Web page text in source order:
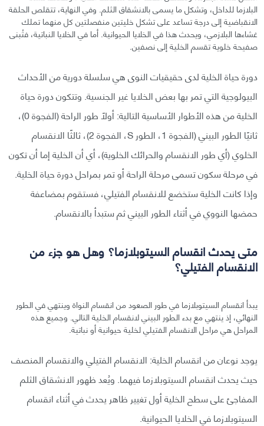
البلازما للداخل، وتشكل ما يسمى بالانشقاق الثلم. وفي النهاية، تتقلص الحلقة
الانقباضية إلى درجة تساعد على تشكل خليتين منفصلتين كل منهما تملك
غشاءها البلازمي، ويحدث هذا في الخلايا الحيوانية. أما في الخلايا النباتية، فتُبنى
صفيحة خلوية تقسم الخلية إلى نصفين.
دورة حياة الخلية لدى حقيقيات النوى هي سلسلة دورية من الأحداث
البيولوجية التي تمر بها بعض الخلايا غير الجنسية. وتتكون دورة حياة
الخلية من هذه الأطوار الأساسية التالية: أولًا طور الراحة (الفجوة 0)،
ثانيًا الطور البيني (الفجوة 1، الطور S، الفجوة 2)، ثالثًا الانقسام
الخلوي (أي طور الانقسام والحرائك الخلوية)، أي أن الخلية إما أن تكون
في مرحلة سكون تسمى مرحلة الراحة أو تمر بمراحل دورة حياة الخلية.
وإذا كانت الخلية ستخضع للانقسام الفتيلي، فستقوم بمضاعفة
حمضها النووي في أثناء الطور البيني ثم ستبدأ بالانقسام.
متى يحدث انقسام السيتوبلازما؟ وهل هو جزء من
الانقسام الفتيلي؟
يبدأ انقسام السيتوبلازما في طور الصعود من انقسام النواة وينتهي في الطور
النهائي، إذ ينتهي مع بدء الطور البيني لانقسام الخلية التالي. وجميع هذه
المراحل هي مراحل الانقسام الفتيلي لخلية حيوانية أو نباتية.
يوجد نوعان من انقسام الخلية: الانقسام الفتيلي والانقسام المنصف
حيث يحدث انقسام السيتوبلازما فيهما. ويُعد ظهور الانشقاق الثلم
المفاجئ على سطح الخلية أول تغيير ظاهر يحدث في أثناء انقسام
السيتوبلازما في الخلايا الحيوانية.